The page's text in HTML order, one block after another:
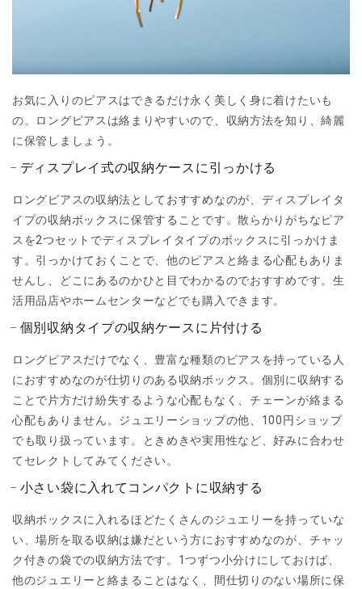
お気に入りのピアスはできるだけ永く美しく身に着けたいも
の。ロングピアスは絡まりやすいので、収納方法を知り、綺麗
に保管しましょう。
ディスプレイ式の収納ケースに引っかける
ロングピアスの収納法としておすすめなのが、ディスプレイタ
イプの収納ボックスに保管することです。散らかりがちなピア
スを2つセットでディスプレイタイプのボックスに引っかけま
す。引っかけておくことで、他のピアスと絡まる心配もありま
せんし、どこにあるのかひと目でわかるのでおすすめです。生
活用品店やホームセンターなどでも購入できます。
個別収納タイプの収納ケースに片付ける
ロングピアスだけでなく、豊富な種類のピアスを持っている人
におすすめなのが仕切りのある収納ボックス。個別に収納する
ことで片方だけ紛失するような心配もなく、チェーンが絡まる
心配もありません。ジュエリーショップの他、100円ショップ
でも取り扱っています。ときめきや実用性など、好みに合わせ
てセレクトしてみてください。
小さい袋に入れてコンパクトに収納する
収納ボックスに入れるほどたくさんのジュエリーを持っていな
い、場所を取る収納は嫌だという方におすすめなのが、チャッ
ク付きの袋での収納方法です。1つずつ小分けにしておけば、
他のジュエリーと絡まることはなく、間仕切りのない場所に保